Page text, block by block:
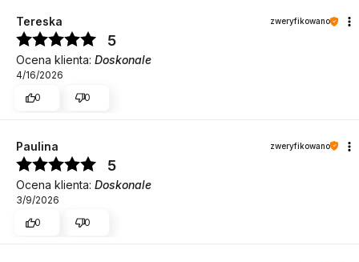
Tereska zweryfikowano
5
Ocena klienta: Doskonale
4/16/2026
0
0
Paulina zweryfikowano
5
Ocena klienta: Doskonale
3/9/2026
0
0